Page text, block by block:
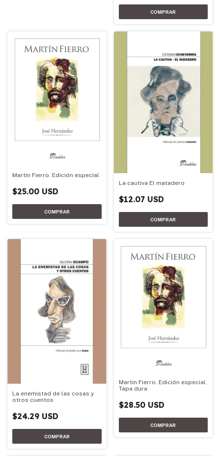
Martín Fierro. Edición especial
$25.00 USD
La cautiva El matadero
$12.07 USD
La enemistad de las cosas y
otros cuentos
$24.29 USD
Martín Fierro. Edición especial.
Tapa dura
$28.50 USD